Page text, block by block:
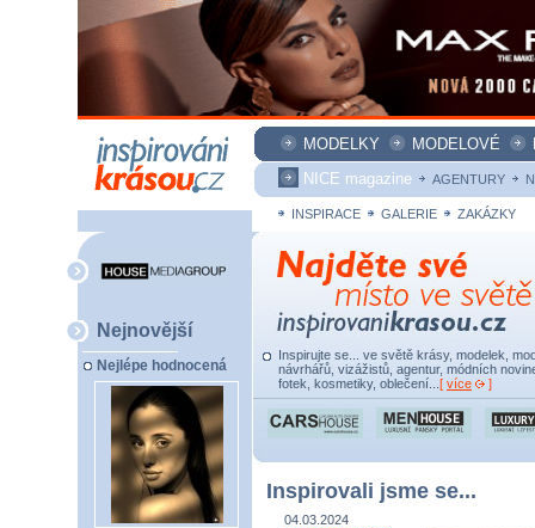
MODELKY MODELOVÉ
NICE magazine
AGENTURY
INSPIRACE GALERIE ZAKÁZKY
Nejnovější
Nejlépe hodnocená
Inspirujte se... ve světě krásy, modelek,
návrhářů, vizážistů, agentur, módních
fotek, kosmetiky, oblečení... [ více ]
Inspirovali jsme se...
04.03.2024